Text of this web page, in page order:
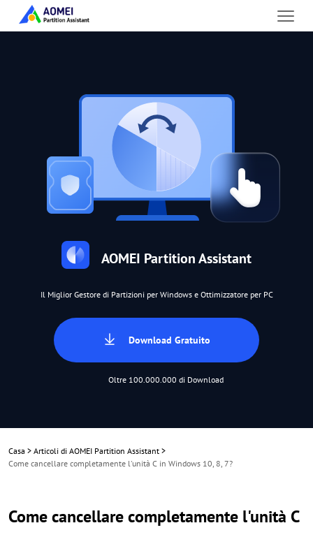
AOMEI Partition Assistant
Il Miglior Gestore di Partizioni per Windows e Ottimizzatore per PC
Download Gratuito
Oltre 100.000.000 di Download
Casa > Articoli di AOMEI Partition Assistant >
Come cancellare completamente l'unità C in Windows 10, 8, 7?
Come cancellare completamente l'unità C